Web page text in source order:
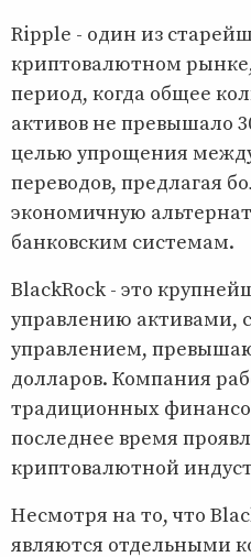
Ripple - один из
криптовалютном
период, когда общее
активов не превышало
целью упрощения
переводов, предлагая
экономичную
банковским системам.
BlackRock - это
управлению активами,
управлением,
долларов. Компания
традиционных
последнее время
криптовалютной
Несмотря на то, что
являются отдельными